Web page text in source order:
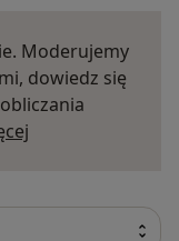
Moderujemy
dowiedz się